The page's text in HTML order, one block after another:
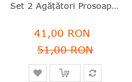
Set 2 Agățători Prosoape, Plastic, Negru, 4.8x4.8x3 Cm, ReNew, Brabantia - 8710755280320
41,00 RON
51,00 RON